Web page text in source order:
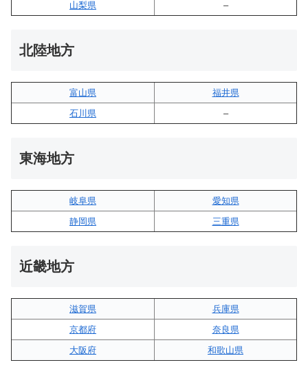
山梨県
–
北陸地方
富山県
福井県
石川県
–
東海地方
岐阜県
愛知県
静岡県
三重県
近畿地方
滋賀県
兵庫県
京都府
奈良県
大阪府
和歌山県